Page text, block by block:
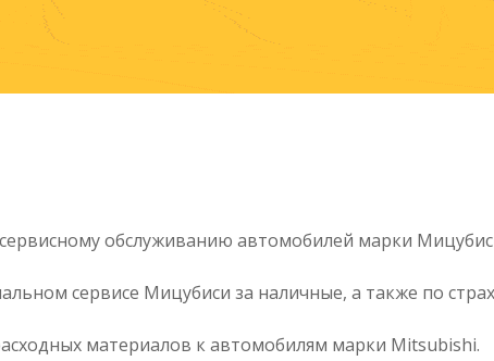
обслуживанию автомобилей марки
сервисе Мицубиси за наличные, а также по
материалов к автомобилям марки Mitsubishi.